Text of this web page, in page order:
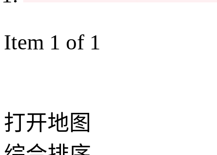
Item 1 of 1
打开地图